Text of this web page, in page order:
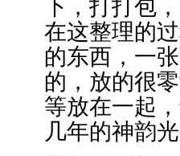
下，打打包
在这整理的
的东西，一
的，放的很
等放在一起
几年的神韵